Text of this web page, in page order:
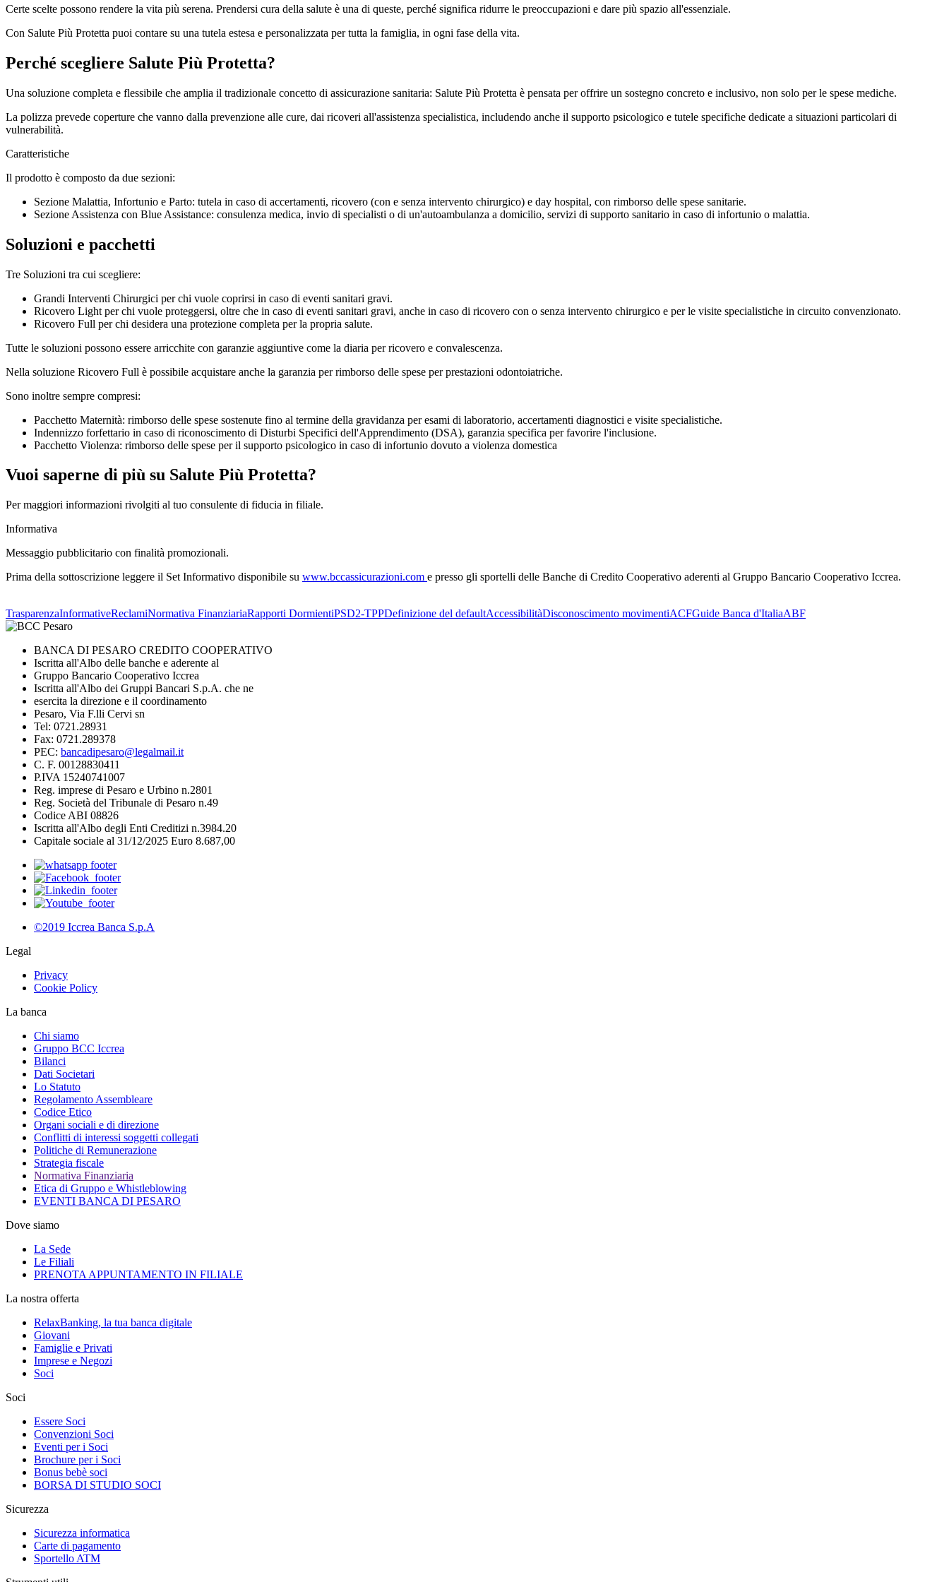
Certe scelte possono rendere la vita più serena. Prendersi cura della salute è una di queste, perché significa ridurre le preoccupazioni e dare più spazio all'essenziale.
Con Salute Più Protetta puoi contare su una tutela estesa e personalizzata per tutta la famiglia, in ogni fase della vita.
Perché scegliere Salute Più Protetta?
Una soluzione completa e flessibile che amplia il tradizionale concetto di assicurazione sanitaria: Salute Più Protetta è pensata per offrire un sostegno concreto e inclusivo, non solo per le spese mediche.
La polizza prevede coperture che vanno dalla prevenzione alle cure, dai ricoveri all'assistenza specialistica, includendo anche il supporto psicologico e tutele specifiche dedicate a situazioni particolari di
vulnerabilità.
Caratteristiche
Il prodotto è composto da due sezioni:
Sezione Malattia, Infortunio e Parto: tutela in caso di accertamenti, ricovero (con e senza intervento chirurgico) e day hospital, con rimborso delle spese sanitarie.
Sezione Assistenza con Blue Assistance: consulenza medica, invio di specialisti o di un'autoambulanza a domicilio, servizi di supporto sanitario in caso di infortunio o malattia.
Soluzioni e pacchetti
Tre Soluzioni tra cui scegliere:
Grandi Interventi Chirurgici per chi vuole coprirsi in caso di eventi sanitari gravi.
Ricovero Light per chi vuole proteggersi, oltre che in caso di eventi sanitari gravi, anche in caso di ricovero con o senza intervento chirurgico e per le visite specialistiche in circuito convenzionato.
Ricovero Full per chi desidera una protezione completa per la propria salute.
Tutte le soluzioni possono essere arricchite con garanzie aggiuntive come la diaria per ricovero e convalescenza.
Nella soluzione Ricovero Full è possibile acquistare anche la garanzia per rimborso delle spese per prestazioni odontoiatriche.
Sono inoltre sempre compresi:
Pacchetto Maternità: rimborso delle spese sostenute fino al termine della gravidanza per esami di laboratorio, accertamenti diagnostici e visite specialistiche.
Indennizzo forfettario in caso di riconoscimento di Disturbi Specifici dell'Apprendimento (DSA), garanzia specifica per favorire l'inclusione.
Pacchetto Violenza: rimborso delle spese per il supporto psicologico in caso di infortunio dovuto a violenza domestica
Vuoi saperne di più su Salute Più Protetta?
Per maggiori informazioni rivolgiti al tuo consulente di fiducia in filiale.
Informativa
Messaggio pubblicitario con finalità promozionali.
Prima della sottoscrizione leggere il Set Informativo disponibile su www.bccassicurazioni.com e presso gli sportelli delle Banche di Credito Cooperativo aderenti al Gruppo Bancario Cooperativo Iccrea.
TrasparenzaInformativeReclamiNormativa FinanziariaRapporti DormientiPSD2-TPPDefinizione del defaultAccessibilitàDisconoscimento movimentiACFGuide Banca d'ItaliaABF
BANCA DI PESARO CREDITO COOPERATIVO
Iscritta all'Albo delle banche e aderente al
Gruppo Bancario Cooperativo Iccrea
Iscritta all'Albo dei Gruppi Bancari S.p.A. che ne
esercita la direzione e il coordinamento
Pesaro, Via F.lli Cervi sn
Tel: 0721.28931
Fax: 0721.289378
PEC: bancadipesaro@legalmail.it
C. F. 00128830411
P.IVA 15240741007
Reg. imprese di Pesaro e Urbino n.2801
Reg. Società del Tribunale di Pesaro n.49
Codice ABI 08826
Iscritta all'Albo degli Enti Creditizi n.3984.20
Capitale sociale al 31/12/2025 Euro 8.687,00
©2019 Iccrea Banca S.p.A
Legal
Privacy
Cookie Policy
La banca
Chi siamo
Gruppo BCC Iccrea
Bilanci
Dati Societari
Lo Statuto
Regolamento Assembleare
Codice Etico
Organi sociali e di direzione
Conflitti di interessi soggetti collegati
Politiche di Remunerazione
Strategia fiscale
Normativa Finanziaria
Etica di Gruppo e Whistleblowing
EVENTI BANCA DI PESARO
Dove siamo
La Sede
Le Filiali
PRENOTA APPUNTAMENTO IN FILIALE
La nostra offerta
RelaxBanking, la tua banca digitale
Giovani
Famiglie e Privati
Imprese e Negozi
Soci
Soci
Essere Soci
Convenzioni Soci
Eventi per i Soci
Brochure per i Soci
Bonus bebè soci
BORSA DI STUDIO SOCI
Sicurezza
Sicurezza informatica
Carte di pagamento
Sportello ATM